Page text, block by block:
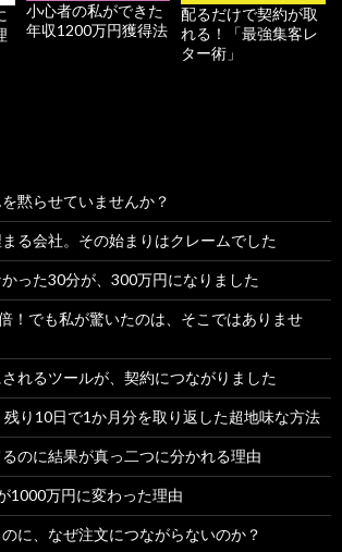
小心者の私ができた
年収1200万円獲得法
配るだけで契約が取
れる！「最強集客レ
ター術」
黙らせていませんか？
る会社。その始まりはクレームでした
った30分が、300万円になりました
！でも私が驚いたのは、そこではありませ
れるツールが、契約につながりました
り10日で1か月分を取り返した超地味な方法
のに結果が真っ二つに分かれる理由
1000万円に変わった理由
に、なぜ注文につながらないのか？